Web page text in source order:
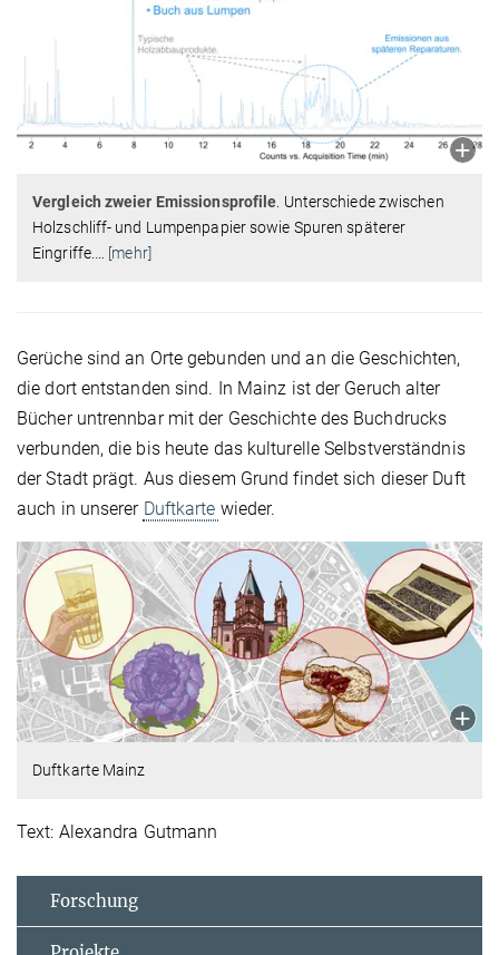
Vergleich zweier Emissionsprofile. Unterschiede zwischen
Holzschliff- und Lumpenpapier sowie Spuren späterer
Eingriffe.… [mehr]
Gerüche sind an Orte gebunden und an die Geschichten,
die dort entstanden sind. In Mainz ist der Geruch alter
Bücher untrennbar mit der Geschichte des Buchdrucks
verbunden, die bis heute das kulturelle Selbstverständnis
der Stadt prägt. Aus diesem Grund findet sich dieser Duft
auch in unserer Duftkarte wieder.
Duftkarte Mainz
Text: Alexandra Gutmann
Forschung